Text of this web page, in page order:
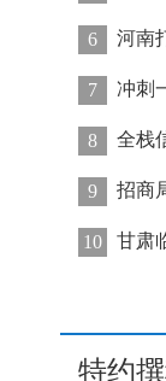
6 河南
7 冲刺
8
9 招商
10
特约